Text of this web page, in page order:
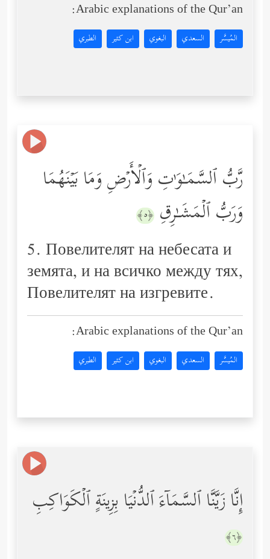
Arabic explanations of the Qur’an:
المُيسَّر السعدي البغوي ابن كثير الطبري
رَّبُّ ٱلسَّمَـٰوَ ٰ⁠تِ وَٱلۡأَرۡضِ وَمَا بَیۡنَهُمَا
وَرَبُّ ٱلۡمَشَـٰرِقِ ﴿٥﴾
5. Повелителят на небесата и
земята, и на всичко между тях,
Повелителят на изгревите.
Arabic explanations of the Qur’an:
المُيسَّر السعدي البغوي ابن كثير الطبري
إِنَّا زَیَّنَّا ٱلسَّمَاۤءَ ٱلدُّنۡیَا بِزِینَةٍ ٱلۡكَوَاكِبِ
﴿٦﴾